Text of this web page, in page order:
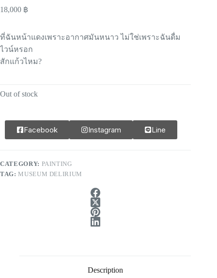
18,000 ฿
ที่ฉันหน้าแดงเพราะอากาศมันหนาว ไม่ใช่เพราะฉันดื่ม
ไวน์หรอก
สักแก้วไหม?
Out of stock
Facebook Instagram Line
CATEGORY: PAINTING
TAG:MUSEUM DELIRIUM
Description